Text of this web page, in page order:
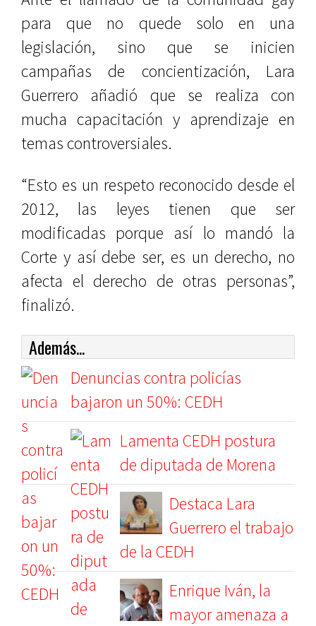
para que no quede solo en una
legislación, sino que se inicien
campañas de concientización, Lara
Guerrero añadió que se realiza con
mucha capacitación y aprendizaje en
temas controversiales.
“Esto es un respeto reconocido desde el
2012, las leyes tienen que ser
modificadas porque así lo mandó la
Corte y así debe ser, es un derecho, no
afecta el derecho de otras personas”,
finalizó.
Además...
Denuncias contra policías
bajaron un 50%: CEDH
Lamenta CEDH postura
de diputada de Morena
Destaca Lara
Guerrero el trabajo
de la CEDH
Enrique Iván, la
mayor amenaza a